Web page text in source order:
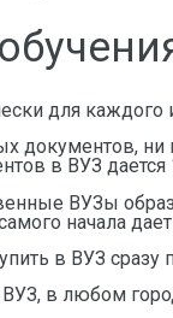
для каждого
документов,
в ВУЗ
ВУЗы
начала
в ВУЗ
в любом